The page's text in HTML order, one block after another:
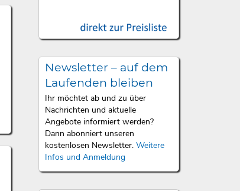
Newsletter – auf dem
Laufenden bleiben
Ihr möchtet ab und zu über
Nachrichten und aktuelle
Angebote informiert werden?
Dann abonniert unseren
kostenlosen Newsletter. Weitere
Infos und Anmeldung